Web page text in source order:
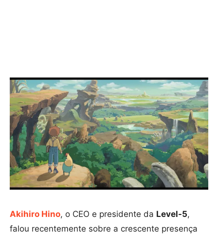
Akihiro Hino, o CEO e presidente da Level-5,
falou recentemente sobre a crescente presença